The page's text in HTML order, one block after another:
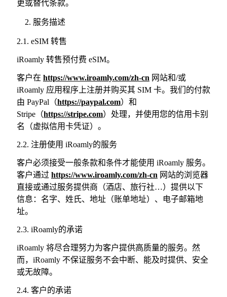
更或替代条款。
服务描述
2.1. eSIM 转售
iRoamly 转售预付费 eSIM。
客户在 https://www.iroamly.com/zh-cn 网站和/或
iRoamly 应用程序上注册并购买其 SIM 卡。我们的付款
由 PayPal（https://paypal.com）和
Stripe（https://stripe.com）处理，并使用您的信用卡别
名（虚拟信用卡凭证）。
2.2. 注册使用 iRoamly的服务
客户必须接受一般条款和条件才能使用 iRoamly 服务。
客户通过 https://www.iroamly.com/zh-cn 网站的浏览器
直接或通过服务提供商（酒店、旅行社…）提供以下
信息：名字、姓氏、地址（账单地址）、电子邮箱地
址。
2.3. iRoamly的承诺
iRoamly 将尽合理努力为客户提供高质量的服务。然
而，iRoamly 不保证服务不会中断、能及时提供、安全
或无故障。
2.4. 客户的承诺